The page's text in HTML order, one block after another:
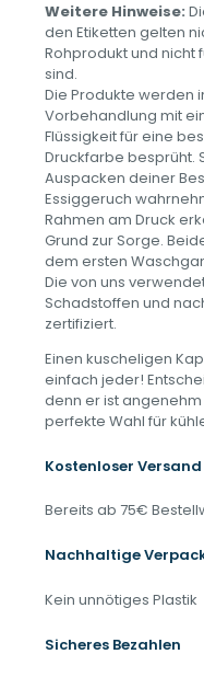
Weitere Hinweise:
den Etiketten gelten
Rohprodukt und nicht
sind.
Die Produkte werden
Vorbehandlung mit
Flüssigkeit für eine
Druckfarbe besprüht.
Auspacken deiner
Essiggeruch
Rahmen am Druck
Grund zur Sorge.
dem ersten
Die von uns
Schadstoffen und
zertifiziert.
Einen kuscheligen
einfach jeder!
denn er ist
perfekte Wahl für
Kostenloser Versand
Bereits ab 75€
Nachhaltige
Kein unnötiges Plastik
Sicheres Bezahlen